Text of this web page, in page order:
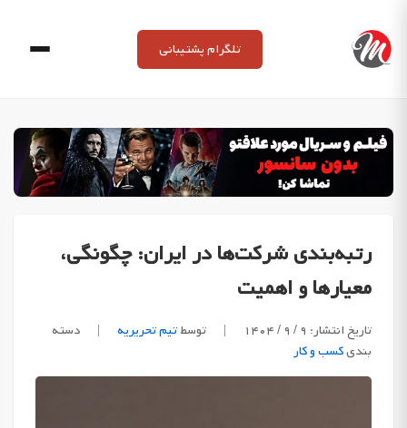
content
تلگرام پشتیبانی
رتبه‌بندی شرکت‌ها در ایران: چگونگی،
معیارها و اهمیت
تاریخ انتشار: ۹ / ۹ / ۱۴۰۴ | توسطتیم تحریریه |
دسته
بندیکسب و کار